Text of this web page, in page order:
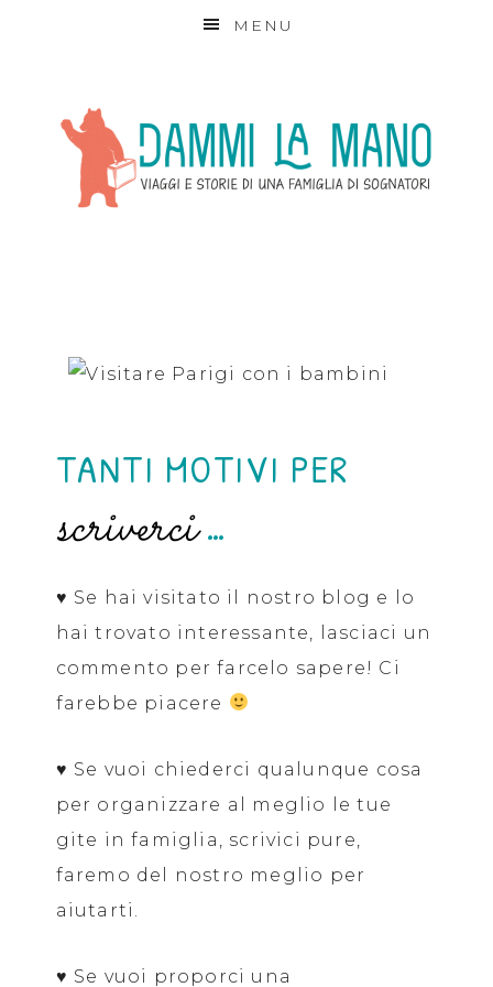
MENU
TANTI MOTIVI PER
scriverci…
♥ Se hai visitato il nostro blog e lo
hai trovato interessante, lasciaci un
commento per farcelo sapere! Ci
farebbe piacere
♥ Se vuoi chiederci qualunque cosa
per organizzare al meglio le tue
gite in famiglia, scrivici pure,
faremo del nostro meglio per
aiutarti.
♥ Se vuoi proporci una